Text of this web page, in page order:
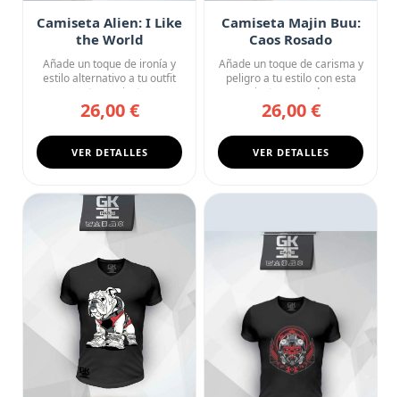
Camiseta Alien: I Like
the World
Añade un toque de ironía y
estilo alternativo a tu outfit
con esta camiseta n...
26,00 €
VER DETALLES
Camiseta Majin Buu:
Caos Rosado
Añade un toque de carisma y
peligro a tu estilo con esta
camiseta negra de cu...
26,00 €
VER DETALLES